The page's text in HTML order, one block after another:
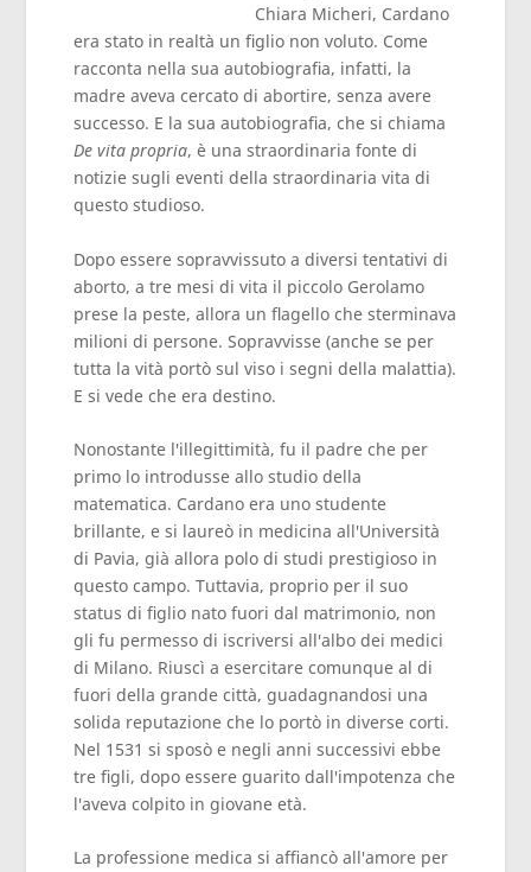
Chiara Micheri, Cardano
era stato in realtà un figlio non voluto. Come
racconta nella sua autobiografia, infatti, la
madre aveva cercato di abortire, senza avere
successo. E la sua autobiografia, che si chiama
De vita propria, è una straordinaria fonte di
notizie sugli eventi della straordinaria vita di
questo studioso.
Dopo essere sopravvissuto a diversi tentativi di
aborto, a tre mesi di vita il piccolo Gerolamo
prese la peste, allora un flagello che sterminava
milioni di persone. Sopravvisse (anche se per
tutta la vità portò sul viso i segni della malattia).
E si vede che era destino.
Nonostante l'illegittimità, fu il padre che per
primo lo introdusse allo studio della
matematica. Cardano era uno studente
brillante, e si laureò in medicina all'Università
di Pavia, già allora polo di studi prestigioso in
questo campo. Tuttavia, proprio per il suo
status di figlio nato fuori dal matrimonio, non
gli fu permesso di iscriversi all'albo dei medici
di Milano. Riuscì a esercitare comunque al di
fuori della grande città, guadagnandosi una
solida reputazione che lo portò in diverse corti.
Nel 1531 si sposò e negli anni successivi ebbe
tre figli, dopo essere guarito dall'impotenza che
l'aveva colpito in giovane età.
La professione medica si affiancò all'amore per